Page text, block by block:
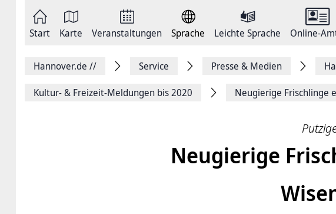
springen
Start Karte Veranstaltungen Sprache Leichte Sprache Online-
FacebookHannover.de // Service Presse & Medien
Kultur- & Freizeit-Meldungen bis 2020 Neugierige Frischlinge
Neugierige